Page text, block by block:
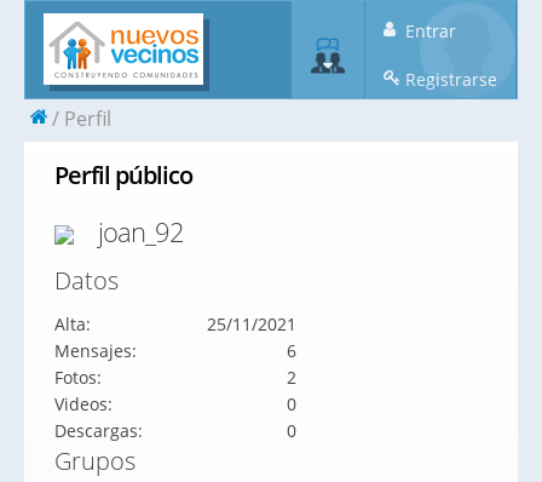
Entrar
Registrarse
Perfil
Perfil público
joan_92
Datos
Alta:
25/11/2021
Mensajes:
6
Fotos:
2
Videos:
0
Descargas:
0
Grupos